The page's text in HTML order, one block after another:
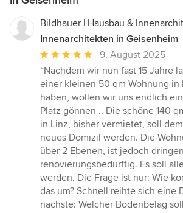
Bildhauer | Hausbau &
Innenarchitekten in Geisenheim
Durchschnittliche
Bewertung:
5
von
5
Sternen
9. August 2025
“Nachdem wir nun fast 15 Jahre
einer kleinen 50 qm Wohnung in
haben, wollen wir uns endlich
Platz gönnen .. Die schöne 140
in Linz, bisher vermietet, soll
neues Domizil werden. Die
über 2 Ebenen, ist jedoch
renovierungsbedürftig. Es soll
werden. Die Frage ist nur: Wie
das um? Schnell reihte sich eine
nächste: Welcher Bodenbelag